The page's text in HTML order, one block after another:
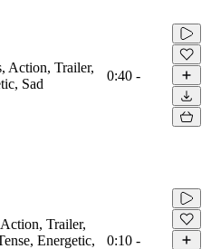
Action, Trailer,
Sad
0:40 -
Trailer,
Energetic,
0:10 -